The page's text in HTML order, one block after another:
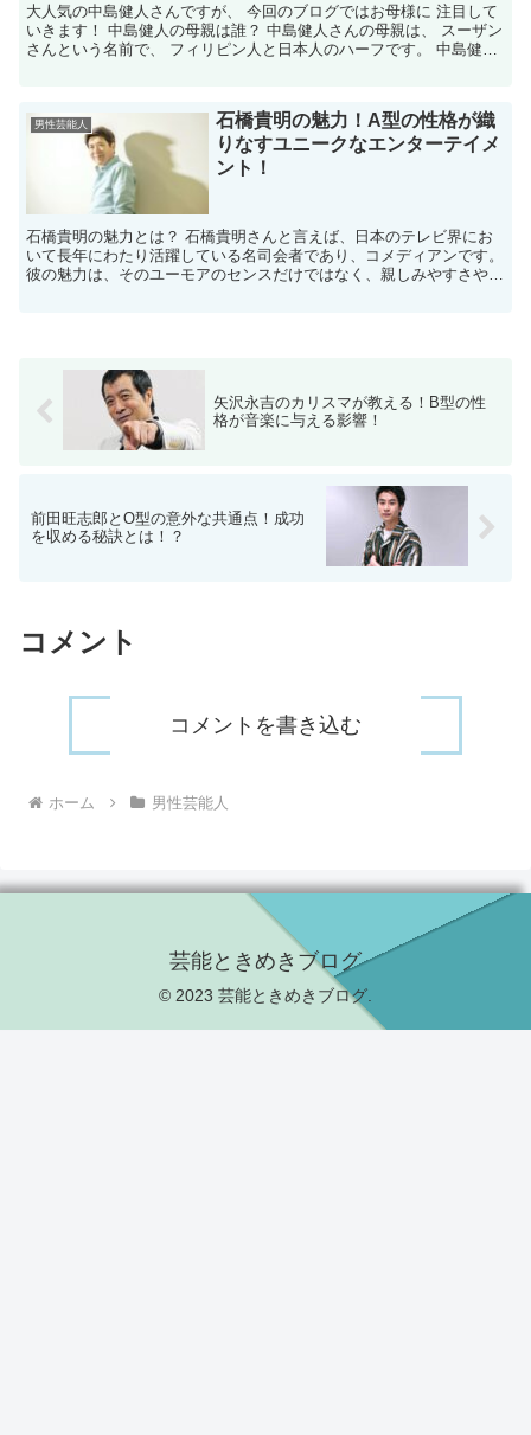
大人気の中島健人さんですが、 今回のブログではお母様に 注目して
いきます！ 中島健人の母親は誰？ 中島健人さんの母親は、 スーザン
さんという名前で、 フィリピン人と日本人のハーフです。 中島健人
男性芸能人
石橋貴明の魅力！A型の性格が織
りなすユニークなエンターテイメ
ント！
石橋貴明の魅力とは？ 石橋貴明さんと言えば、日本のテレビ界にお
いて長年にわたり活躍している名司会者であり、コメディアンです。
彼の魅力は、そのユーモアのセンスだけではなく、親しみやすさや人
矢沢永吉のカリスマが教える！B型の性
格が音楽に与える影響！
前田旺志郎とO型の意外な共通点！成功
を収める秘訣とは！？
コメント
コメントを書き込む
ホーム 男性芸能人
芸能ときめきブログ
© 2023 芸能ときめきブログ.